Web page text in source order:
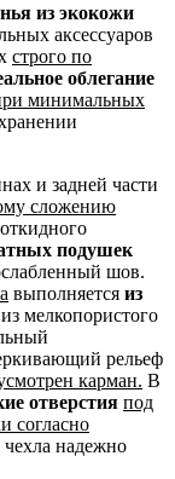
из экокожи
аксессуаров
строго по
облегание
минимальных
и задней части
сложению
подушек
шов.
выполняется из
мелкопористого
рельеф
карман. В
отверстия под
согласно
надежно